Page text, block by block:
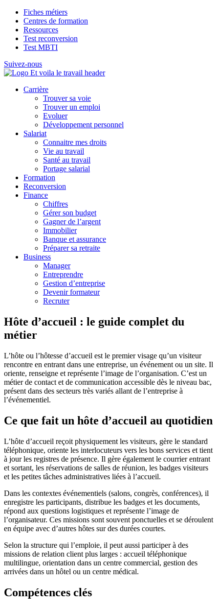
Fiches métiers
Centres de formation
Ressources
Test reconversion
Test MBTI
Suivez-nous
Carrière
Trouver sa voie
Trouver un emploi
Evoluer
Développement personnel
Salariat
Connaitre mes droits
Vie au travail
Santé au travail
Portage salarial
Formation
Reconversion
Finance
Chiffres
Gérer son budget
Gagner de l’argent
Immobilier
Banque et assurance
Préparer sa retraite
Business
Manager
Entreprendre
Gestion d’entreprise
Devenir formateur
Recruter
Hôte d’accueil : le guide complet du
métier
L’hôte ou l’hôtesse d’accueil est le premier visage qu’un visiteur
rencontre en entrant dans une entreprise, un événement ou un site. Il
oriente, renseigne et représente l’image de l’organisation. C’est un
métier de contact et de communication accessible dès le niveau bac,
présent dans des secteurs très variés allant de l’entreprise à
l’événementiel.
Ce que fait un hôte d’accueil au quotidien
L’hôte d’accueil reçoit physiquement les visiteurs, gère le standard
téléphonique, oriente les interlocuteurs vers les bons services et tient
à jour les registres de présence. Il gère également le courrier entrant
et sortant, les réservations de salles de réunion, les badges visiteurs
et les petites tâches administratives liées à l’accueil.
Dans les contextes événementiels (salons, congrès, conférences), il
enregistre les participants, distribue les badges et les documents,
répond aux questions logistiques et représente l’image de
l’organisateur. Ces missions sont souvent ponctuelles et se déroulent
en équipe avec d’autres hôtes sur des durées courtes.
Selon la structure qui l’emploie, il peut aussi participer à des
missions de relation client plus larges : accueil téléphonique
multilingue, orientation dans un centre commercial, gestion des
arrivées dans un hôtel ou un centre médical.
Compétences clés